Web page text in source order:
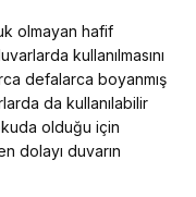
olmayan hafif
kullanılmasını
defalarca boyanmış
da kullanılabilir
olduğu için
dolayı duvarın